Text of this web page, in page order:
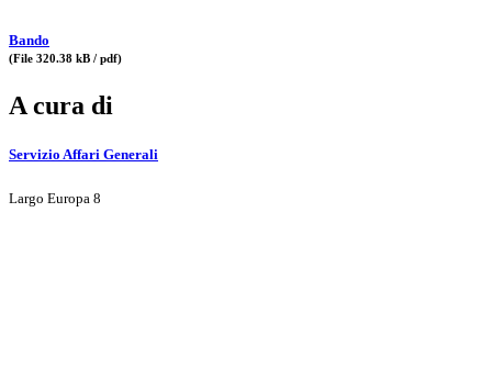
Bando
(File 320.38 kB / pdf)
A cura di
Servizio Affari Generali
Largo Europa 8